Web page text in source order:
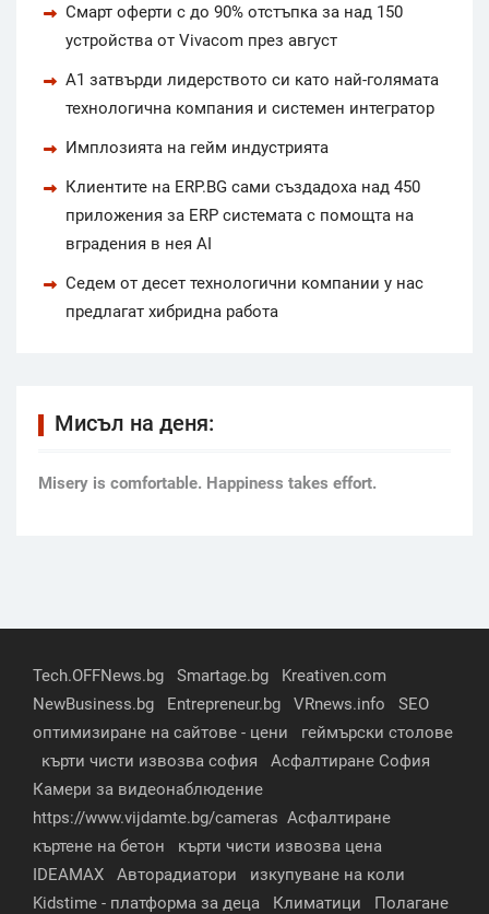
Смарт оферти с до 90% отстъпка за над 150
устройства от Vivacom през август
А1 затвърди лидерството си като най-голямата
технологична компания и системен интегратор
Имплозията на гейм индустрията
Клиентите на ERP.BG сами създадоха над 450
приложения за ERP системата с помощта на
вградения в нея AI
Седем от десет технологични компании у нас
предлагат хибридна работа
Мисъл на деня:
Мisery is comfortable. Happiness takes effort.
Tech.OFFNews.bg Smartage.bg
Kreativen.com
NewBusiness.bg
Entrepreneur.bg VRnews.info
SEO
оптимизиране на сайтове - цени
геймърски столове
кърти чисти извозва софия
Асфалтиране София
Камери за видеонаблюдение
https://www.vijdamte.bg/cameras Асфалтиране
къртене на бетон
кърти чисти извозва цена
IDEAMAX
Авторадиатори
изкупуване на коли
Kidstime - платформа за деца
Климатици Полагане